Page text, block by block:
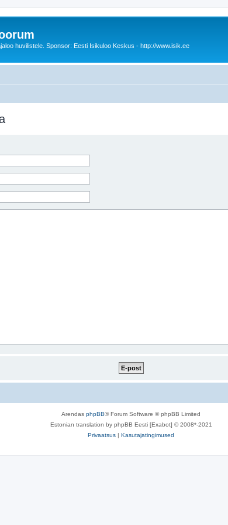
huvilistele. Sponsor: Eesti Isikuloo Keskus - http://www.isik.ee
Arendas phpBB® Forum Software © phpBB Limited
Estonian translation by phpBB Eesti [Exabot] © 2008*-2021
Privaatsus | Kasutajatingimused